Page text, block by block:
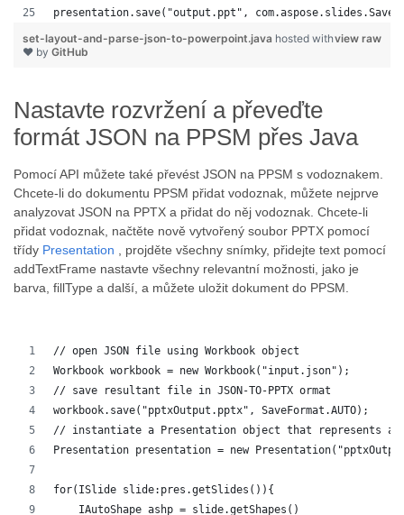
presentation.save("output.ppt",
view raw
set-layout-and-parse-json-to-powerpoint.java hosted with
❤ by GitHub
Nastavte rozvržení a převeďte
formát JSON na PPSM přes Java
Pomocí API můžete také převést JSON na PPSM s vodoznakem.
Chcete-li do dokumentu PPSM přidat vodoznak, můžete nejprve
analyzovat JSON na PPTX a přidat do něj vodoznak. Chcete-li
přidat vodoznak, načtěte nově vytvořený soubor PPTX pomocí
třídy Presentation , projděte všechny snímky, přidejte text pomocí
addTextFrame nastavte všechny relevantní možnosti, jako je
barva, fillType a další, a můžete uložit dokument do PPSM.
// open JSON file using Workbook object
Workbook workbook = new Workbook("input.json");
// save resultant file in JSON-TO-PPTX ormat
workbook.save("pptxOutput.pptx", SaveFormat.AUTO);
// instantiate a Presentation object that represents a
Presentation presentation = new
for(ISlide slide:pres.getSlides()){
    IAutoShape ashp = slide.getShapes()